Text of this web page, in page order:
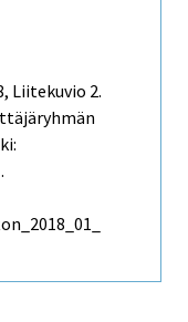
Liitekuvio 2.